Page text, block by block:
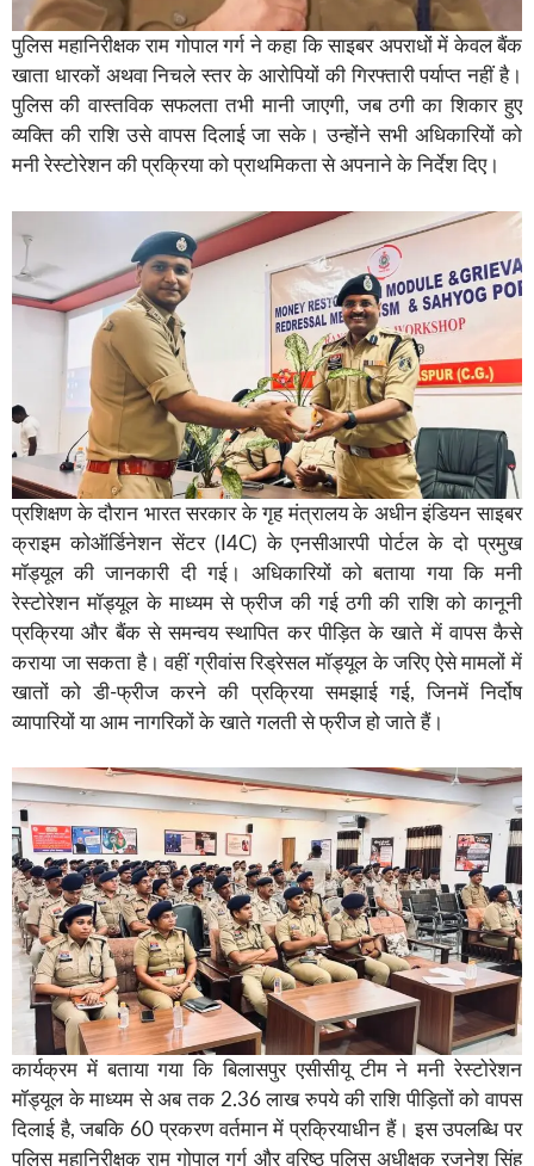
पुलिस महानिरीक्षक राम गोपाल गर्ग ने कहा कि साइबर अपराधों में केवल बैंक
खाता धारकों अथवा निचले स्तर के आरोपियों की गिरफ्तारी पर्याप्त नहीं है।
पुलिस की वास्तविक सफलता तभी मानी जाएगी, जब ठगी का शिकार हुए
व्यक्ति की राशि उसे वापस दिलाई जा सके। उन्होंने सभी अधिकारियों को
मनी रेस्टोरेशन की प्रक्रिया को प्राथमिकता से अपनाने के निर्देश दिए।
प्रशिक्षण के दौरान भारत सरकार के गृह मंत्रालय के अधीन इंडियन साइबर
क्राइम कोऑर्डिनेशन सेंटर (I4C) के एनसीआरपी पोर्टल के दो प्रमुख
मॉड्यूल की जानकारी दी गई। अधिकारियों को बताया गया कि मनी
रेस्टोरेशन मॉड्यूल के माध्यम से फ्रीज की गई ठगी की राशि को कानूनी
प्रक्रिया और बैंक से समन्वय स्थापित कर पीड़ित के खाते में वापस कैसे
कराया जा सकता है। वहीं ग्रीवांस रिड्रेसल मॉड्यूल के जरिए ऐसे मामलों में
खातों को डी-फ्रीज करने की प्रक्रिया समझाई गई, जिनमें निर्दोष
व्यापारियों या आम नागरिकों के खाते गलती से फ्रीज हो जाते हैं।
कार्यक्रम में बताया गया कि बिलासपुर एसीसीयू टीम ने मनी रेस्टोरेशन
मॉड्यूल के माध्यम से अब तक 2.36 लाख रुपये की राशि पीड़ितों को वापस
दिलाई है, जबकि 60 प्रकरण वर्तमान में प्रक्रियाधीन हैं। इस उपलब्धि पर
पुलिस महानिरीक्षक राम गोपाल गर्ग और वरिष्ठ पुलिस अधीक्षक रजनेश सिंह